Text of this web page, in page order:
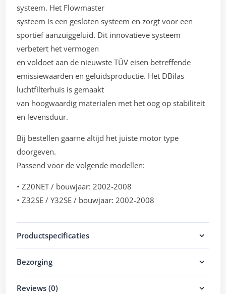
systeem. Het Flowmaster
systeem is een gesloten systeem en zorgt voor een
sportief aanzuiggeluid. Dit innovatieve systeem
verbetert het vermogen
en voldoet aan de nieuwste TÜV eisen betreffende
emissiewaarden en geluidsproductie. Het DBilas
luchtfilterhuis is gemaakt
van hoogwaardig materialen met het oog op stabiliteit
en levensduur.
Bij bestellen gaarne altijd het juiste motor type
doorgeven.
Passend voor de volgende modellen:
• Z20NET / bouwjaar: 2002-2008
• Z32SE / Y32SE / bouwjaar: 2002-2008
Productspecificaties
Bezorging
Reviews (0)